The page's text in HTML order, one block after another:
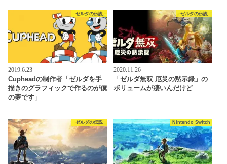
ゼルダの伝説
2019.6.23
Cupheadの制作者「ゼルダを手
描きのグラフィックで作るのが僕
の夢です」
ゼルダの伝説
2020.11.26
「ゼルダ無双 厄災の黙示録」の
ボリュームが凄いんだけど
ゼルダの伝説 Nintendo Switch